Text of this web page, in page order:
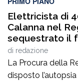
Elettricista di
Calanna nel
sequestrato il
di redazione
La Procura della
disposto